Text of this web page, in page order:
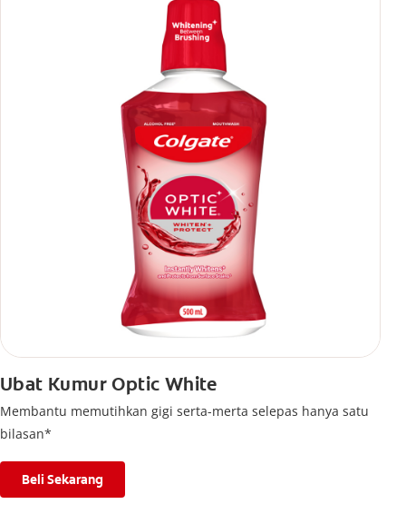
Ubat Kumur Optic White
Membantu memutihkan gigi serta-merta selepas hanya satu
bilasan*
Beli Sekarang